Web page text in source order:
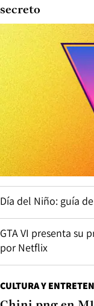
secreto
Día del Niño: guía
GTA VI presenta su
por Netflix
CULTURA Y